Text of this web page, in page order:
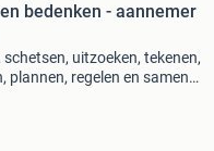
bedenken - aannemer
uitzoeken, tekenen,
plannen, regelen en samen